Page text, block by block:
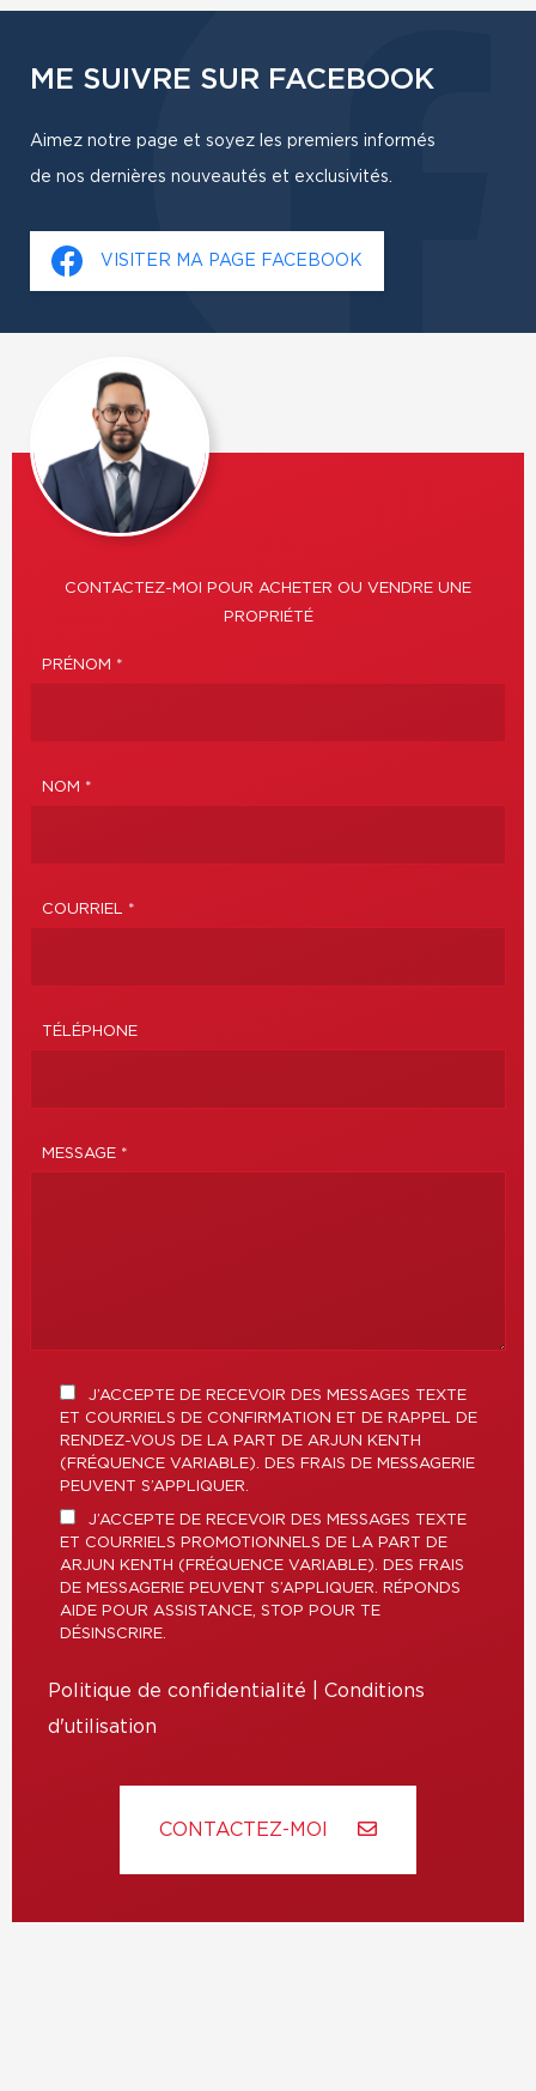
ME SUIVRE SUR FACEBOOK
Aimez notre page et soyez les premiers informés
de nos dernières nouveautés et exclusivités.
VISITER MA PAGE FACEBOOK
CONTACTEZ-MOI POUR ACHETER OU VENDRE UNE
PROPRIÉTÉ
PRÉNOM *
NOM *
COURRIEL *
TÉLÉPHONE
MESSAGE *
J’ACCEPTE DE RECEVOIR DES MESSAGES TEXTE
ET COURRIELS DE CONFIRMATION ET DE RAPPEL DE
RENDEZ-VOUS DE LA PART DE ARJUN KENTH
(FRÉQUENCE VARIABLE). DES FRAIS DE MESSAGERIE
PEUVENT S’APPLIQUER.
J’ACCEPTE DE RECEVOIR DES MESSAGES TEXTE
ET COURRIELS PROMOTIONNELS DE LA PART DE
ARJUN KENTH (FRÉQUENCE VARIABLE). DES FRAIS
DE MESSAGERIE PEUVENT S’APPLIQUER. RÉPONDS
AIDE POUR ASSISTANCE, STOP POUR TE
DÉSINSCRIRE.
Politique de confidentialité
Conditions
d'utilisation
CONTACTEZ-MOI